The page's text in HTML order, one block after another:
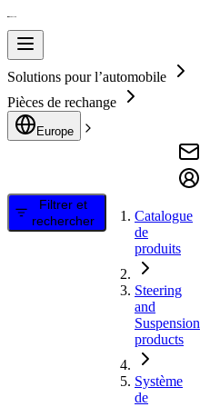
Solutions pour l’automobile
Pièces de rechange
Europe
Filtrer et
rechercher
Catalogue
de
produits
Steering
and
Suspension
products
Système
de